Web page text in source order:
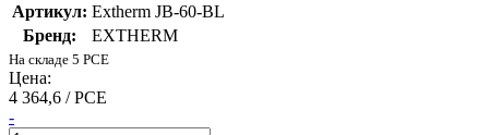
Артикул: Extherm JB-60-BL
Бренд:
EXTHERM
На складе 5 PCE
Цена:
4 364,6 / PCE
-